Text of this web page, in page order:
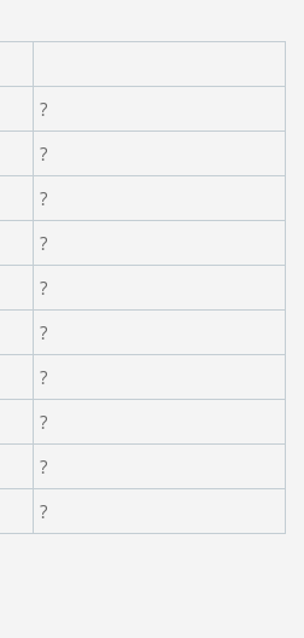
?
?
?
?
?
?
?
?
?
?